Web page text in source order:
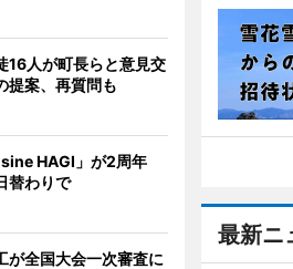
最新ニ
16人が町長らと意見交
案、再質問も
HAGI」が2周年
替わりで
が全国大会一次審査に